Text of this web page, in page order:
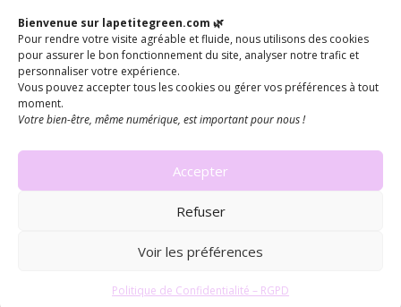
Bienvenue sur lapetitegreen.com 🌿
Pour rendre votre visite agréable et fluide, nous utilisons des cookies
pour assurer le bon fonctionnement du site, analyser notre trafic et
personnaliser votre expérience.
Vous pouvez accepter tous les cookies ou gérer vos préférences à tout
moment.
Votre bien-être, même numérique, est important pour nous !
Accepter
Refuser
Voir les préférences
Politique de Confidentialité – RGPD
contact@lapetitegreen.fr
📞 0647 00 64 29
Cliquez ici pour retrouver votre énergie👉